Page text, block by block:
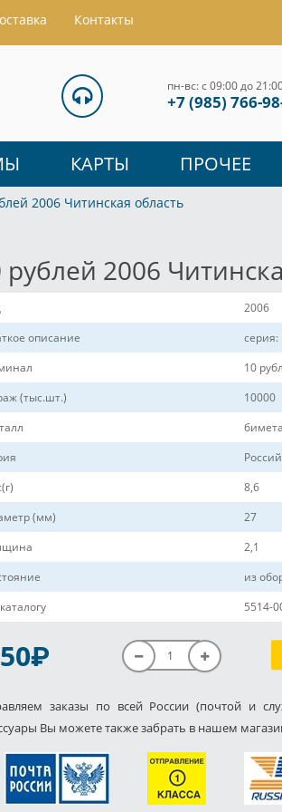
Контакты
пн-вс: с 09:00 до
+7 (985) 766-
КАРТЫ ПРОЧЕЕ
2006 Читинская область
рублей 2006
2006
описание
серия:
10
(тыс.шт.)
10000
8,6
(мм)
27
2,1
из
5514-
50P
заказы по всей России (почтой и
Вы можете также забрать в нашем